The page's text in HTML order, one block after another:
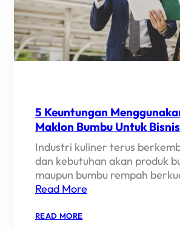
5 Keuntungan
Maklon Bumbu Untuk
Industri kuliner terus
dan kebutuhan akan produk
maupun bumbu rempah
Read More
READ MORE: